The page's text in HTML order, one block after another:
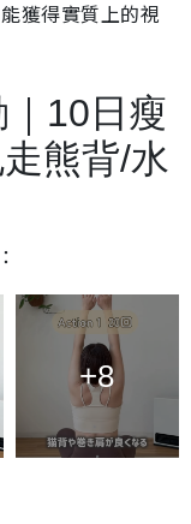
獲得實質上的視
10日瘦
熊背/水
+8